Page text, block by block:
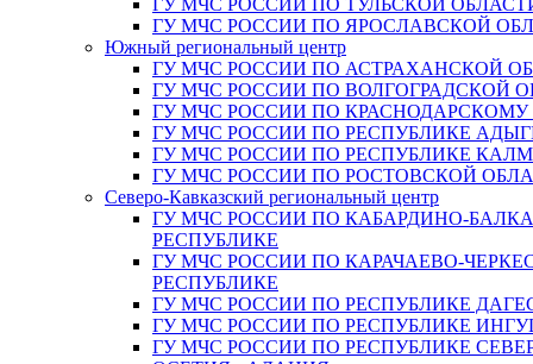
ГУ МЧС РОССИИ ПО ТУЛЬСКОЙ
ГУ МЧС РОССИИ ПО ЯРОСЛАВСКОЙ
Южный региональный центр
ГУ МЧС РОССИИ ПО АСТРАХАНСКОЙ
ГУ МЧС РОССИИ ПО ВОЛГОГРАДСКОЙ
ГУ МЧС РОССИИ ПО
ГУ МЧС РОССИИ ПО РЕСПУБЛИКЕ
ГУ МЧС РОССИИ ПО РЕСПУБЛИКЕ
ГУ МЧС РОССИИ ПО РОСТОВСКОЙ
Северо-Кавказский региональный центр
ГУ МЧС РОССИИ ПО КАБАРДИНО-
РЕСПУБЛИКЕ
ГУ МЧС РОССИИ ПО КАРАЧАЕВО-
РЕСПУБЛИКЕ
ГУ МЧС РОССИИ ПО РЕСПУБЛИКЕ
ГУ МЧС РОССИИ ПО РЕСПУБЛИКЕ
ГУ МЧС РОССИИ ПО РЕСПУБЛИКЕ